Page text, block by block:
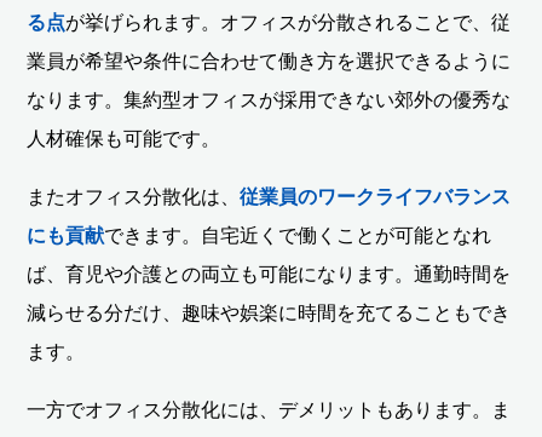
る点が挙げられます。オフィスが分散されることで、従
業員が希望や条件に合わせて働き方を選択できるように
なります。集約型オフィスが採用できない郊外の優秀な
人材確保も可能です。
またオフィス分散化は、従業員のワークライフバランス
にも貢献できます。自宅近くで働くことが可能となれ
ば、育児や介護との両立も可能になります。通勤時間を
減らせる分だけ、趣味や娯楽に時間を充てることもでき
ます。
一方でオフィス分散化には、デメリットもあります。ま